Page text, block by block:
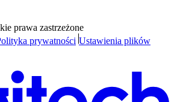
prawa zastrzeżone
prywatności Ustawienia plików